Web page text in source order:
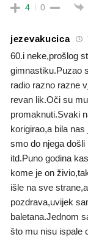
4 0
jezevakucica
60.i neke,prošlog
gimnastiku.Puzao
radio razno razne
revan lik.Oči su
promaknuti.Svaki
korigirao,a bila
smo do njega
itd.Puno godina
kome je on
išle na sve
pozdrava,uvijek
baletana.Jednom
što mu nisu ispale